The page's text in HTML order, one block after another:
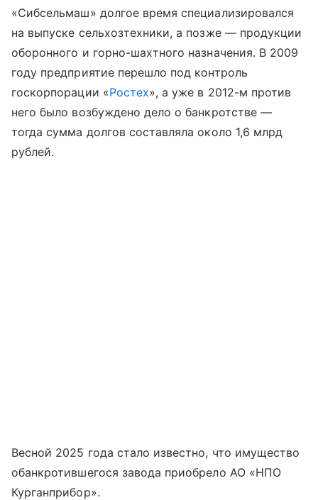
«Сибсельмаш» долгое время специализировался
на выпуске сельхозтехники, а позже — продукции
оборонного и горно-шахтного назначения. В 2009
году предприятие перешло под контроль
госкорпорации «Ростех», а уже в 2012-м против
него было возбуждено дело о банкротстве —
тогда сумма долгов составляла около 1,6 млрд
рублей.
Весной 2025 года стало известно, что имущество
обанкротившегося завода приобрело АО «НПО
Курганприбор».